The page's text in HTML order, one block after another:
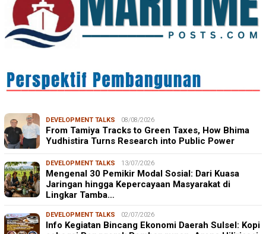
DEVELOPMENT TALKS 08/08/2026
From Tamiya Tracks to Green Taxes, How Bhima
Yudhistira Turns Research into Public Power
DEVELOPMENT TALKS 13/07/2026
Mengenal 30 Pemikir Modal Sosial: Dari Kuasa
Jaringan hingga Kepercayaan Masyarakat di
Lingkar Tamba…
DEVELOPMENT TALKS 02/07/2026
Info Kegiatan Bincang Ekonomi Daerah Sulsel: Kopi